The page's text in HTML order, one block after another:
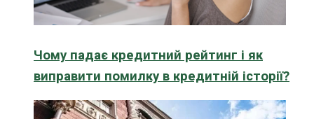
Чому падає кредитний рейтинг і як
виправити помилку в кредитній історії?